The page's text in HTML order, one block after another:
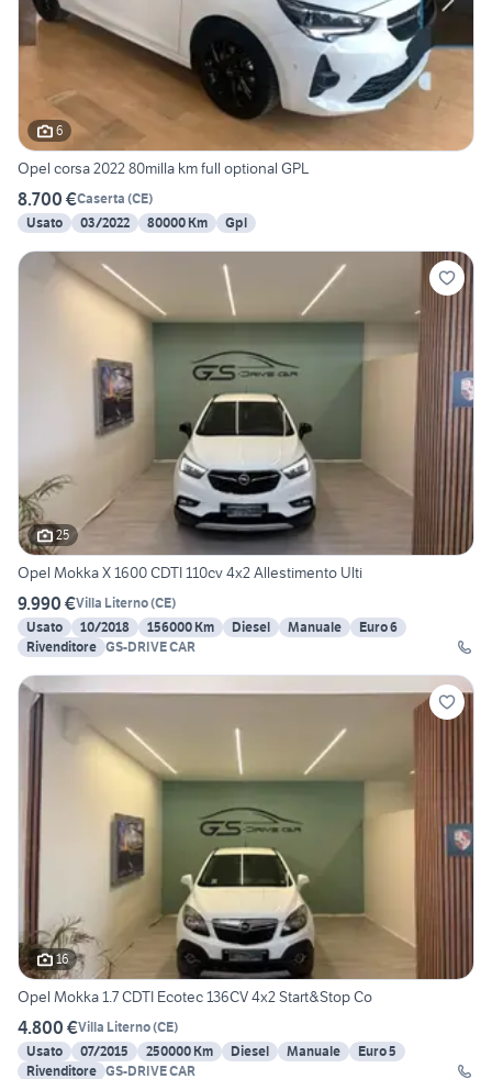
6
Opel corsa 2022 80milla km full optional GPL
8.700 €Caserta (CE)
Usato
03/2022 80000 Km Gpl
25
Opel Mokka X 1600 CDTI 110cv 4x2 Allestimento Ulti
9.990 €Villa Literno(CE)
Usato
10/2018 156000 Km Diesel Manuale
Euro 6
Rivenditore GS-DRIVE CAR
16
Opel Mokka 1.7 CDTI Ecotec 136CV 4x2 Start&Stop Co
4.800 €Villa Literno(CE)
Usato
07/2015 250000 Km Diesel Manuale
Euro 5
Rivenditore GS-DRIVE CAR